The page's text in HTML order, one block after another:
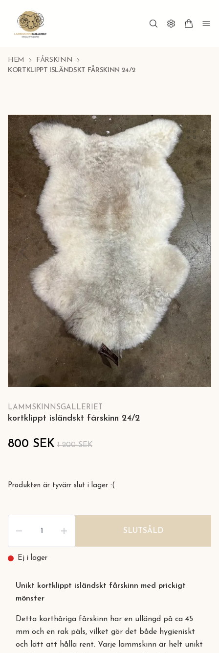
HEM
FÅRSKINN
KORTKLIPPT ISLÄNDSKT FÅRSKINN 24/2
LAMMSKINNSGALLERIET
kortklippt isländskt fårskinn 24/2
800 SEK 1 200 SEK
Produkten är tyvärr slut i lager :(
SLUTSÅLD
Ej i lager
Unikt kortklippt isländskt fårskinn med prickigt
mönster
Detta korthåriga fårskinn har en ullängd på ca 45
mm och en rak päls, vilket gör det både hygieniskt
och lätt att hålla rent. Varje lammskinn är helt unikt